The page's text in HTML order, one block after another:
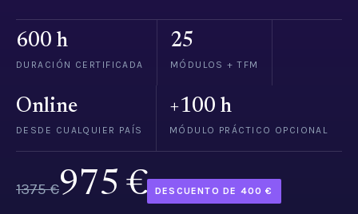
600 h
DURACIÓN CERTIFICADA
25
MÓDULOS + TFM
Online
DESDE CUALQUIER PAÍS
+100 h
MÓDULO PRÁCTICO OPCIONAL
1375 €975 € DESCUENTO DE 400 €